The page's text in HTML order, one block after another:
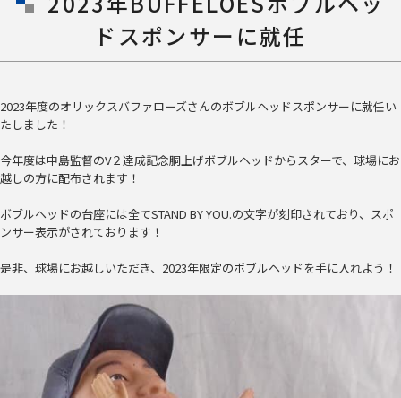
ドスポンサーに就任
2023年度のオリックスバファローズさんのボブルヘッドスポンサーに就任い
たしました！
今年度は中島監督のV２達成記念胴上げボブルヘッドからスターで、球場にお
越しの方に配布されます！
ボブルヘッドの台座には全てSTAND BY YOU.の文字が刻印されており、スポ
ンサー表示がされております！
是非、球場にお越しいただき、2023年限定のボブルヘッドを手に入れよう！